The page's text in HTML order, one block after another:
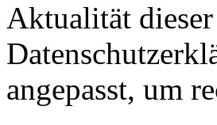
Aktualität
angepasst, um